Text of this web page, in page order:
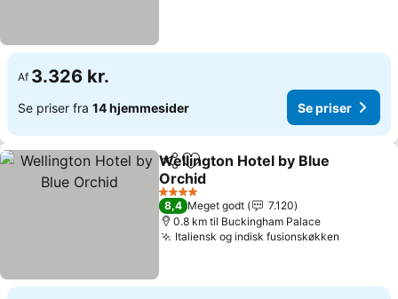
Af 3.326 kr.
Se priser fra 14 hjemmesider Se priser
Del Føj til favoritter
Wellington Hotel by Blue
Orchid
Se priser
4 Stjerner
8,4 Meget godt
7.120
0.8 km til Buckingham Palace
Italiensk og indisk fusionskøkken